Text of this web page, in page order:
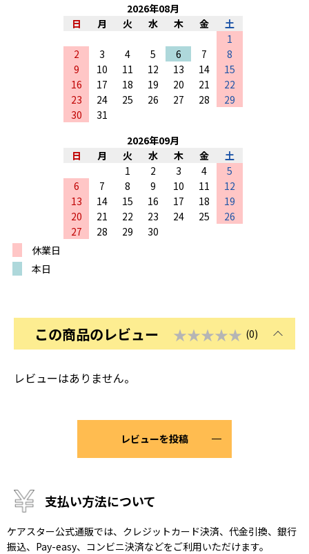
2026年08月
日
月 火 水 木 金
土
1
2
3 4 5 6 7
8
9
10 11 12 13 14
15
16
17 18 19 20 21
22
23
24 25 26 27 28
29
30
31
2026年09月
日
月 火 水 木 金
土
1
2 3 4
5
6
7 8 9 10 11
12
13
14 15 16 17 18
19
20
21 22 23 24 25
26
27
28 29
30
休業日
本日
この商品のレビュー ★★★★★ (0)
レビューはありません。
レビューを投稿
支払い方法について
ケアスター公式通販では、クレジットカード決済、代金引換、銀行
振込、Pay-easy、コンビニ決済などをご利用いただけます。